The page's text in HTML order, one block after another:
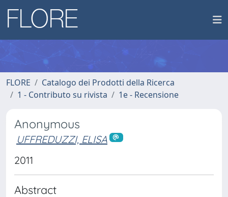
FLORE
Catalogo dei Prodotti della Ricerca
1 - Contributo su rivista
1e - Recensione
Anonymous
UFFREDUZZI, ELISA
2011
Abstract